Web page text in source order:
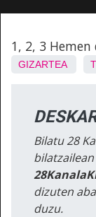
1, 2, 3
GIZARTEA
Bilatu 28
dizuten
duzu.